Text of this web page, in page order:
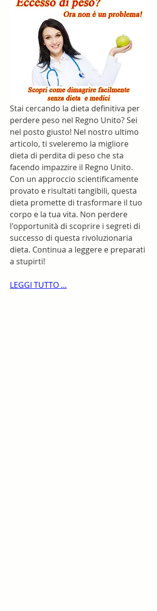
Stai cercando la dieta definitiva per
perdere peso nel Regno Unito? Sei
nel posto giusto! Nel nostro ultimo
articolo, ti sveleremo la migliore
dieta di perdita di peso che sta
facendo impazzire il Regno Unito.
Con un approccio scientificamente
provato e risultati tangibili, questa
dieta promette di trasformare il tuo
corpo e la tua vita. Non perdere
l'opportunità di scoprire i segreti di
successo di questa rivoluzionaria
dieta. Continua a leggere e preparati
a stupirti!
LEGGI TUTTO ...